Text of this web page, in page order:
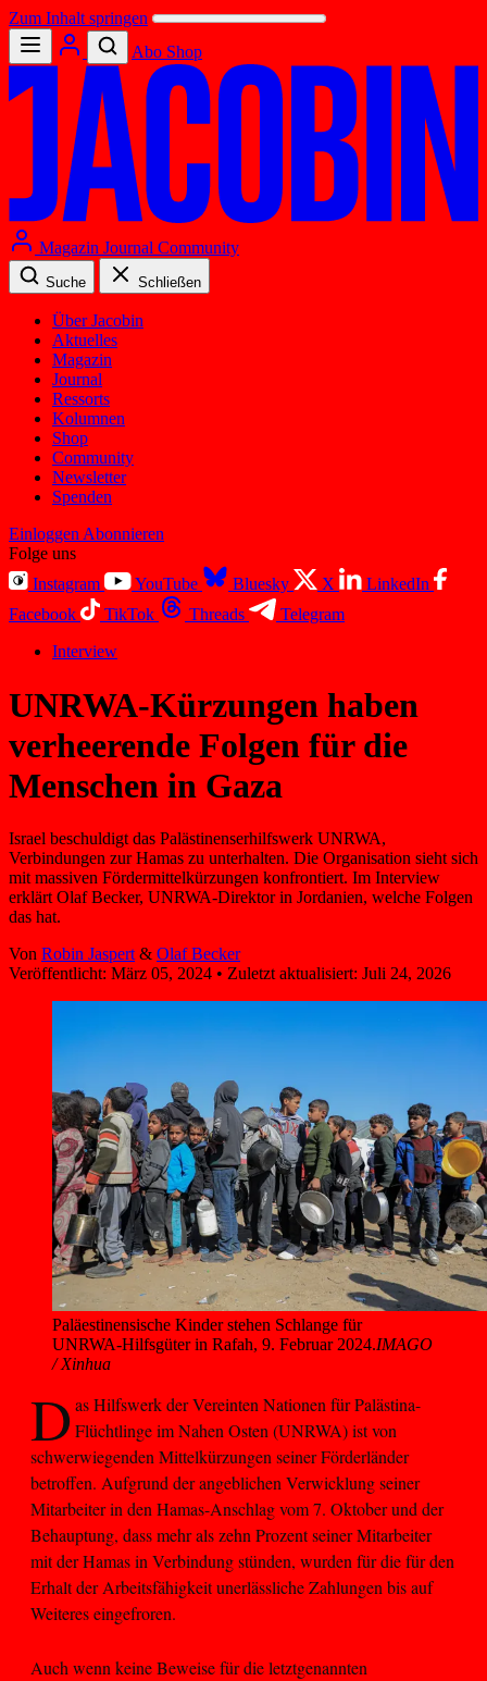
Zum Inhalt springen
Abo Shop
Magazin Journal Community
Suche Schließen
Über Jacobin
Aktuelles
Magazin
Journal
Ressorts
Kolumnen
Shop
Community
Newsletter
Spenden
Einloggen Abonnieren
Folge uns
Instagram
YouTube Bluesky X
LinkedIn
Facebook
TikTok Threads
Telegram
Interview
UNRWA-Kürzungen haben
verheerende Folgen für die
Menschen in Gaza
Israel beschuldigt das Palästinenserhilfswerk UNRWA,
Verbindungen zur Hamas zu unterhalten. Die Organisation sieht sich
mit massiven Fördermittelkürzungen konfrontiert. Im Interview
erklärt Olaf Becker, UNRWA-Direktor in Jordanien, welche Folgen
das hat.
Von Robin Jaspert & Olaf Becker
Veröffentlicht: März 05, 2024 • Zuletzt aktualisiert: Juli 24, 2026
Paläestinensische Kinder stehen Schlange für
UNRWA-Hilfsgüter in Rafah, 9. Februar 2024.IMAGO
/ Xinhua
Das Hilfswerk der Vereinten Nationen für Palästina-
Flüchtlinge im Nahen Osten (UNRWA) ist von
schwerwiegenden Mittelkürzungen seiner Förderländer
betroffen. Aufgrund der angeblichen Verwicklung seiner
Mitarbeiter in den Hamas-Anschlag vom 7. Oktober und der
Behauptung, dass mehr als zehn Prozent seiner Mitarbeiter
mit der Hamas in Verbindung stünden, wurden für die für den
Erhalt der Arbeitsfähigkeit unerlässliche Zahlungen bis auf
Weiteres eingefroren.
Auch wenn keine Beweise für die letztgenannten